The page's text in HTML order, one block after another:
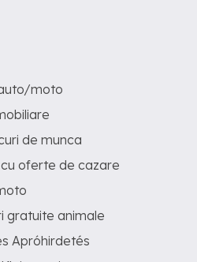
moto
de munca
oferte de cazare
gratuite animale
Apróhirdetés